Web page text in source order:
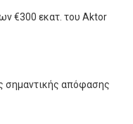
€300 εκατ. του Aktor
σημαντικής απόφασης